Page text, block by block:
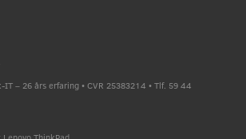
– 26 års erfaring • CVR 25383214 • Tlf. 59 44